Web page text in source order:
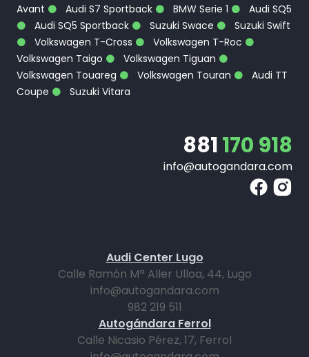
Avant
Audi S7 Sportback BMW Serie 1
Audi SQ5
Audi SQ5 Sportback
Suzuki Swace
Suzuki Swift
Volkswagen T-Cross
Volkswagen T-Roc
Volkswagen Taigo
Volkswagen Tiguan
Volkswagen Touareg
Volkswagen Touran
Audi TT
Coupe
Suzuki Vitara
881170 918
info@autogandara.com
Audi Center Lugo
Calle Ramón Mª Aller Ulloa, 44, Lugo
info@autogandara.com
982 219 511
Autogándara Ferrol
Calle Nicasio Pérez, 17, Ferrol